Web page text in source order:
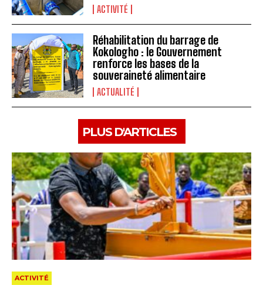
ACTIVITÉ
Réhabilitation du barrage de
Kokologho : le Gouvernement
renforce les bases de la
souveraineté alimentaire ‎
ACTUALITÉ
PLUS D'ARTICLES
ACTIVITÉ